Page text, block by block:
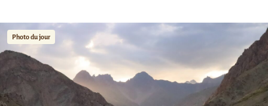
Photo du jour